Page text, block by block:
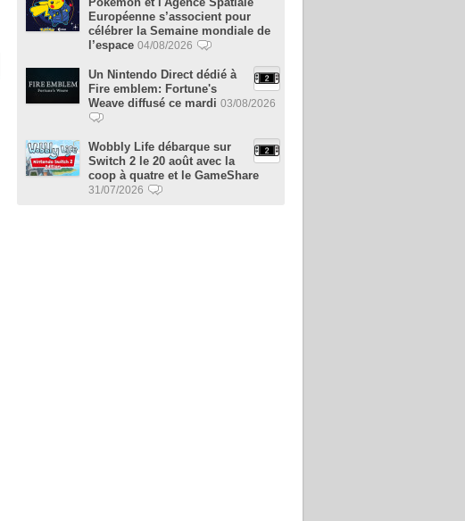
Européenne s’associent pour
célébrer la Semaine mondiale de
l’espace 04/08/2026
Un Nintendo Direct dédié à
Fire emblem: Fortune's
Weave diffusé ce mardi 03/08/2026
Wobbly Life débarque sur
Switch 2 le 20 août avec la
coop à quatre et le GameShare
31/07/2026